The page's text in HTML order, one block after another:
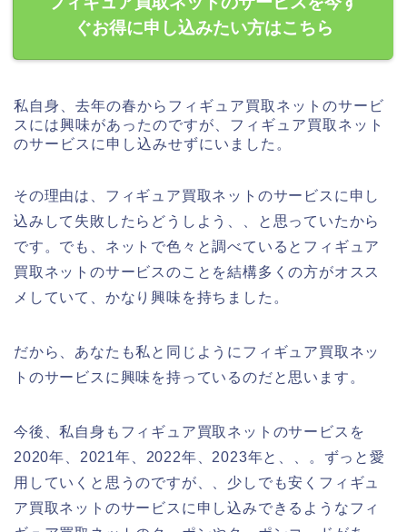
ぐお得に申し込みたい方はこちら
私自身、去年の春からフィギュア買取ネットのサービ
スには興味があったのですが、フィギュア買取ネット
のサービスに申し込みせずにいました。
その理由は、フィギュア買取ネットのサービスに申し
込みして失敗したらどうしよう、、と思っていたから
です。でも、ネットで色々と調べているとフィギュア
買取ネットのサービスのことを結構多くの方がオスス
メしていて、かなり興味を持ちました。
だから、あなたも私と同じようにフィギュア買取ネッ
トのサービスに興味を持っているのだと思います。
今後、私自身もフィギュア買取ネットのサービスを
2020年、2021年、2022年、2023年と、、。ずっと愛
用していくと思うのですが、、少しでも安くフィギュ
ア買取ネットのサービスに申し込みできるようなフィ